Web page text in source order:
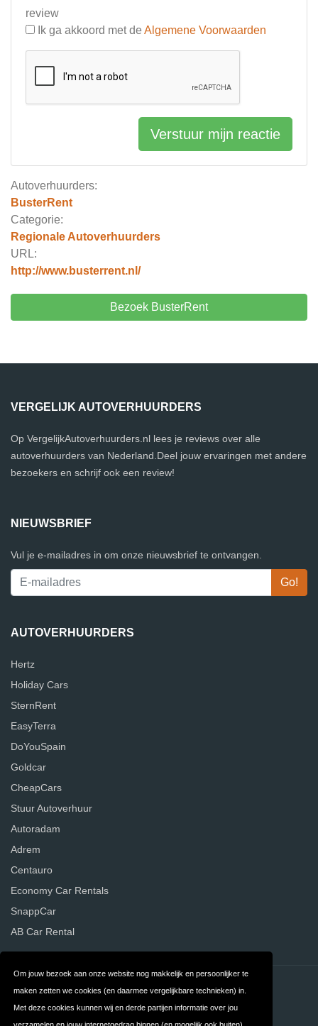
Om jouw bezoek aan onze website nog makkelijk en persoonlijker te
maken zetten we cookies (en daarmee vergelijkbare technieken) in.
Met deze cookies kunnen wij en derde partijen informatie over jou
Autoverhuurders:
BusterRent
Categorie:
Regionale Autoverhuurders
URL:
http://www.busterrent.nl/
Bezoek BusterRent
review
Ik ga akkoord met de Algemene Voorwaarden
Verstuur mijn reactie
VERGELIJK AUTOVERHUURDERS
Op VergelijkAutoverhuurders.nl lees je reviews over alle
autoverhuurders van Nederland.Deel jouw ervaringen met andere
bezoekers en schrijf ook een review!
NIEUWSBRIEF
Vul je e-mailadres in om onze nieuwsbrief te ontvangen.
AUTOVERHUURDERS
Hertz
Holiday Cars
SternRent
EasyTerra
DoYouSpain
Goldcar
CheapCars
Stuur Autoverhuur
Autoradam
Adrem
Centauro
Economy Car Rentals
SnappCar
AB Car Rental
Contact Privacy
Algemene FAQ